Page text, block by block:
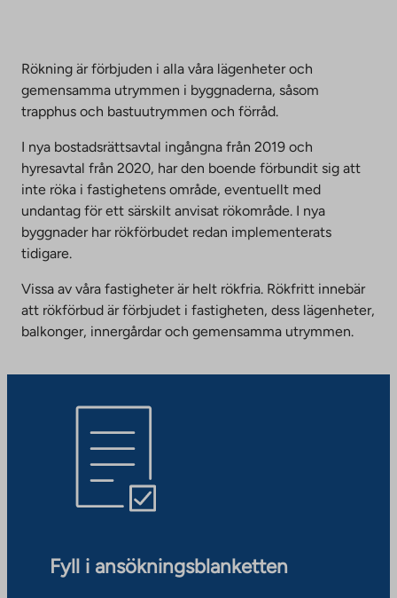
Rökning är förbjuden i alla våra lägenheter och
gemensamma utrymmen i byggnaderna, såsom
trapphus och bastuutrymmen och förråd.
I nya bostadsrättsavtal ingångna från 2019 och
hyresavtal från 2020, har den boende förbundit sig att
inte röka i fastighetens område, eventuellt med
undantag för ett särskilt anvisat rökområde. I nya
byggnader har rökförbudet redan implementerats
tidigare.
Vissa av våra fastigheter är helt rökfria. Rökfritt innebär
att rökförbud är förbjudet i fastigheten, dess lägenheter,
balkonger, innergårdar och gemensamma utrymmen.
Fyll i ansökningsblanketten